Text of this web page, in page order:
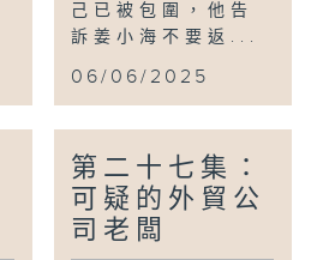
己已被包圍，他告
訴姜小海不要返...
06/06/2025
第二十七集：
可疑的外貿公
司老闆